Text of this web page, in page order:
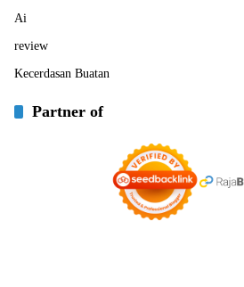
Ai
review
Kecerdasan Buatan
Partner of